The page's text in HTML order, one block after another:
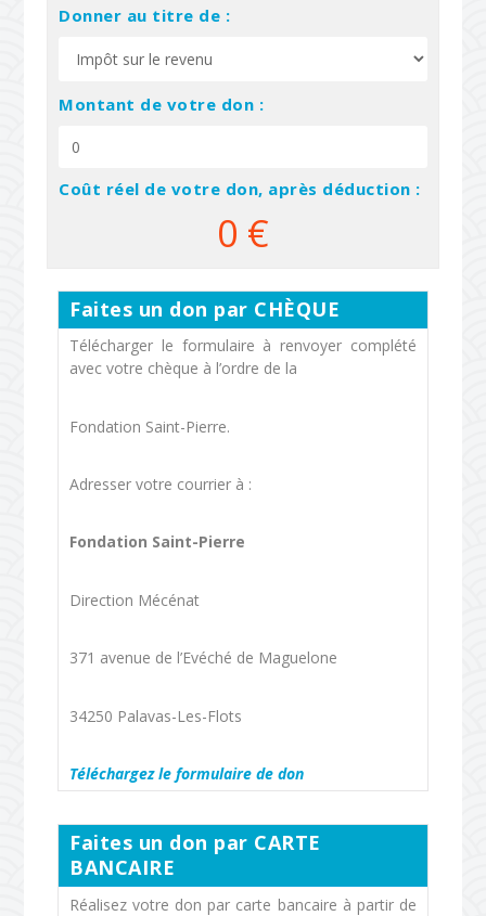
Donner au titre de :
Montant de votre don :
Coût réel de votre don, après déduction :
0 €
Faites un don par CHÈQUE
Télécharger le formulaire à renvoyer complété
avec votre chèque à l’ordre de la
Fondation Saint-Pierre.
Adresser votre courrier à :
Fondation Saint-Pierre
Direction Mécénat
371 avenue de l’Evéché de Maguelone
34250 Palavas-Les-Flots
Téléchargez le formulaire de don
Faites un don par CARTE
BANCAIRE
Réalisez votre don par carte bancaire à partir de